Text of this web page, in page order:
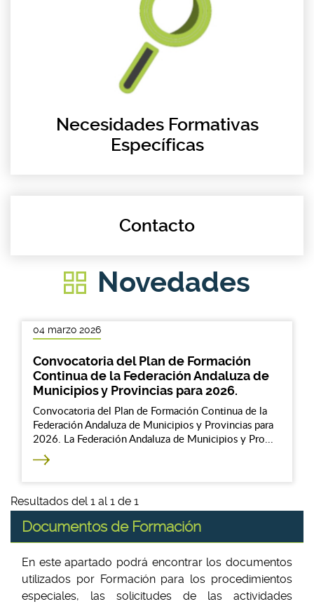
Necesidades Formativas
Específicas
Contacto
Novedades
04 marzo 2026
Convocatoria del Plan de Formación
Continua de la Federación Andaluza de
Municipios y Provincias para 2026.
Convocatoria del Plan de Formación Continua de la
Federación Andaluza de Municipios y Provincias para
2026. La Federación Andaluza de Municipios y Pro...
Resultados del 1 al 1 de 1
Documentos de Formación
En este apartado podrá encontrar los documentos
utilizados por Formación para los procedimientos
especiales, las solicitudes de las actividades